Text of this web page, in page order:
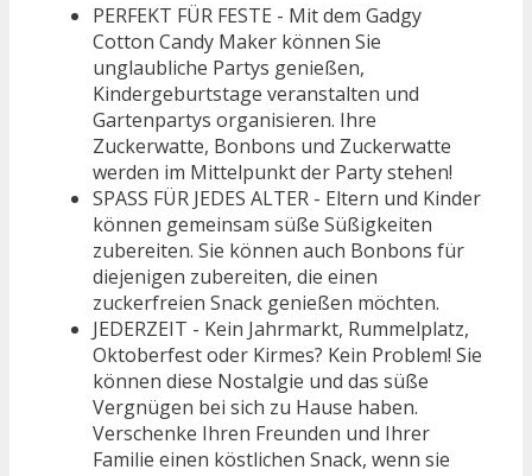
PERFEKT FÜR FESTE - Mit dem Gadgy
Cotton Candy Maker können Sie
unglaubliche Partys genießen,
Kindergeburtstage veranstalten und
Gartenpartys organisieren. Ihre
Zuckerwatte, Bonbons und Zuckerwatte
werden im Mittelpunkt der Party stehen!
SPASS FÜR JEDES ALTER - Eltern und Kinder
können gemeinsam süße Süßigkeiten
zubereiten. Sie können auch Bonbons für
diejenigen zubereiten, die einen
zuckerfreien Snack genießen möchten.
JEDERZEIT - Kein Jahrmarkt, Rummelplatz,
Oktoberfest oder Kirmes? Kein Problem! Sie
können diese Nostalgie und das süße
Vergnügen bei sich zu Hause haben.
Verschenke Ihren Freunden und Ihrer
Familie einen köstlichen Snack, wenn sie